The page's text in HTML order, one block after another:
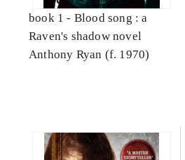
book 1 - Blood song : a
Raven's shadow novel
Anthony Ryan (f. 1970)